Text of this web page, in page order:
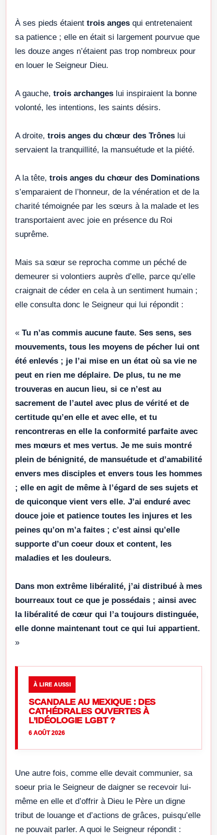
À ses pieds étaient trois anges qui entretenaient
sa patience ; elle en était si largement pourvue que
les douze anges n’étaient pas trop nombreux pour
en louer le Seigneur Dieu.
A gauche, trois archanges lui inspiraient la bonne
volonté, les intentions, les saints désirs.
A droite, trois anges du chœur des Trônes lui
servaient la tranquillité, la mansuétude et la piété.
A la tête, trois anges du chœur des Dominations
s’emparaient de l’honneur, de la vénération et de la
charité témoignée par les sœurs à la malade et les
transportaient avec joie en présence du Roi
suprême.
Mais sa sœur se reprocha comme un péché de
demeurer si volontiers auprès d’elle, parce qu’elle
craignait de céder en cela à un sentiment humain ;
elle consulta donc le Seigneur qui lui répondit :
« Tu n’as commis aucune faute. Ses sens, ses
mouvements, tous les moyens de pécher lui ont
été enlevés ; je l’ai mise en un état où sa vie ne
peut en rien me déplaire. De plus, tu ne me
trouveras en aucun lieu, si ce n’est au
sacrement de l’autel avec plus de vérité et de
certitude qu’en elle et avec elle, et tu
rencontreras en elle la conformité parfaite avec
mes mœurs et mes vertus. Je me suis montré
plein de bénignité, de mansuétude et d’amabilité
envers mes disciples et envers tous les hommes
; elle en agit de même à l’égard de ses sujets et
de quiconque vient vers elle. J’ai enduré avec
douce joie et patience toutes les injures et les
peines qu’on m’a faites ; c’est ainsi qu’elle
supporte d’un coeur doux et content, les
maladies et les douleurs.
Dans mon extrême libéralité, j’ai distribué à mes
bourreaux tout ce que je possédais ; ainsi avec
la libéralité de cœur qui l’a toujours distinguée,
elle donne maintenant tout ce qui lui appartient.
»
À LIRE AUSSI
SCANDALE AU MEXIQUE : DES
CATHÉDRALES OUVERTES À
L’IDÉOLOGIE LGBT ?
6 AOÛT 2026
Une autre fois, comme elle devait communier, sa
soeur pria le Seigneur de daigner se recevoir lui-
même en elle et d’offrir à Dieu le Père un digne
tribut de louange et d’actions de grâces, puisqu’elle
ne pouvait parler. A quoi le Seigneur répondit :